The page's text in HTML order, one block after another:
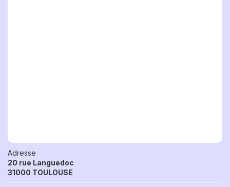
Adresse
20 rue Languedoc
31000 TOULOUSE